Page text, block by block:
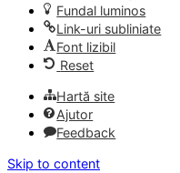
Fundal luminos
Link-uri subliniate
Font lizibil
Reset
Hartă site
Ajutor
Feedback
Skip to content